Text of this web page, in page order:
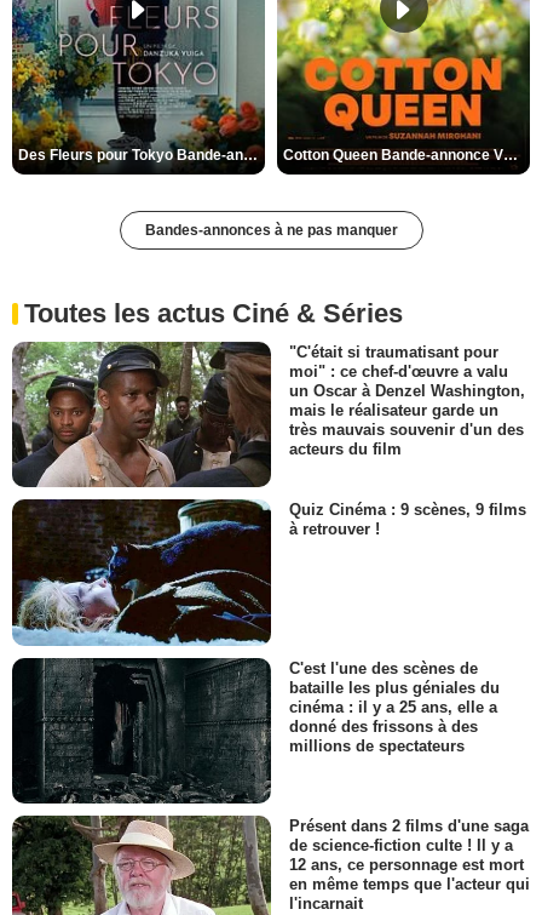
Des Fleurs pour Tokyo Bande-annonce VO STFR Cotton Queen Bande-annonce VO STFR
Bandes-annonces à ne pas manquer
Toutes les actus Ciné & Séries
"C'était si traumatisant pour
moi" : ce chef-d'œuvre a valu
un Oscar à Denzel Washington,
mais le réalisateur garde un
très mauvais souvenir d'un des
acteurs du film
Quiz Cinéma : 9 scènes, 9 films
à retrouver !
C'est l'une des scènes de
bataille les plus géniales du
cinéma : il y a 25 ans, elle a
donné des frissons à des
millions de spectateurs
Présent dans 2 films d'une saga
de science-fiction culte ! Il y a
12 ans, ce personnage est mort
en même temps que l'acteur qui
l'incarnait